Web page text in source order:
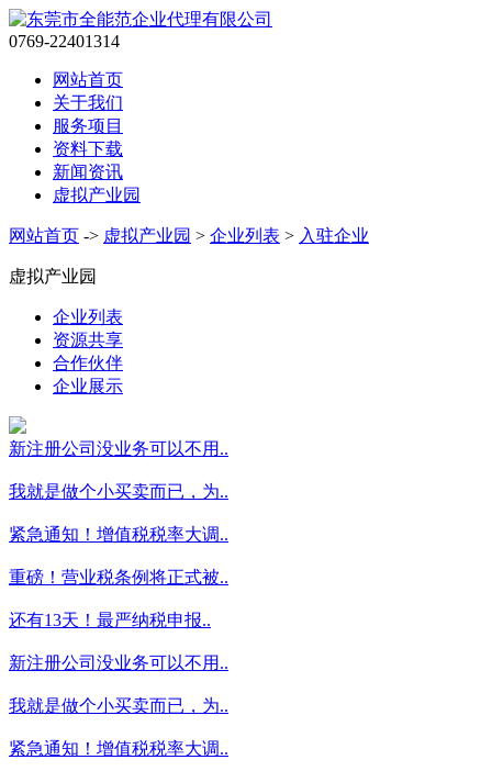
0769-22401314
网站首页
关于我们
服务项目
资料下载
新闻资讯
虚拟产业园
网站首页 -> 虚拟产业园 > 企业列表 > 入驻企业
虚拟产业园
企业列表
资源共享
合作伙伴
企业展示
新注册公司没业务可以不用..
我就是做个小买卖而已，为..
紧急通知！增值税税率大调..
重磅！营业税条例将正式被..
还有13天！最严纳税申报..
新注册公司没业务可以不用..
我就是做个小买卖而已，为..
紧急通知！增值税税率大调..